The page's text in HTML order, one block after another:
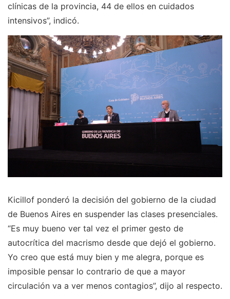
clínicas de la provincia, 44 de ellos en cuidados
intensivos”, indicó.
Kicillof ponderó la decisión del gobierno de la ciudad
de Buenos Aires en suspender las clases presenciales.
“Es muy bueno ver tal vez el primer gesto de
autocrítica del macrismo desde que dejó el gobierno.
Yo creo que está muy bien y me alegra, porque es
imposible pensar lo contrario de que a mayor
circulación va a ver menos contagios”, dijo al respecto.